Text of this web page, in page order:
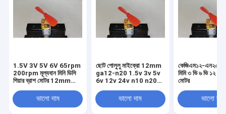
1.5V 3V 5V 6V 65rpm
200rpm মূল্যবান মিনি ডিসি
গিয়ার ব্রাশ মোটর 12mm
ভালো দাম
ছোট পোলুলু মাইক্রো 12mm
ga12-n20 1.5v 3v 5v
6v 12v 24v n10 n20
মোটর
ভালো দাম
কেজিএম১২-এন২০
মিমি ৩ ভি ৬ ভি ১২ ভি
মোটর
ভালো দাম